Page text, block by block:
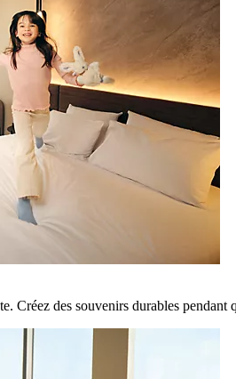
Créez des souvenirs durables pendant